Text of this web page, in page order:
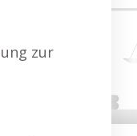
zur